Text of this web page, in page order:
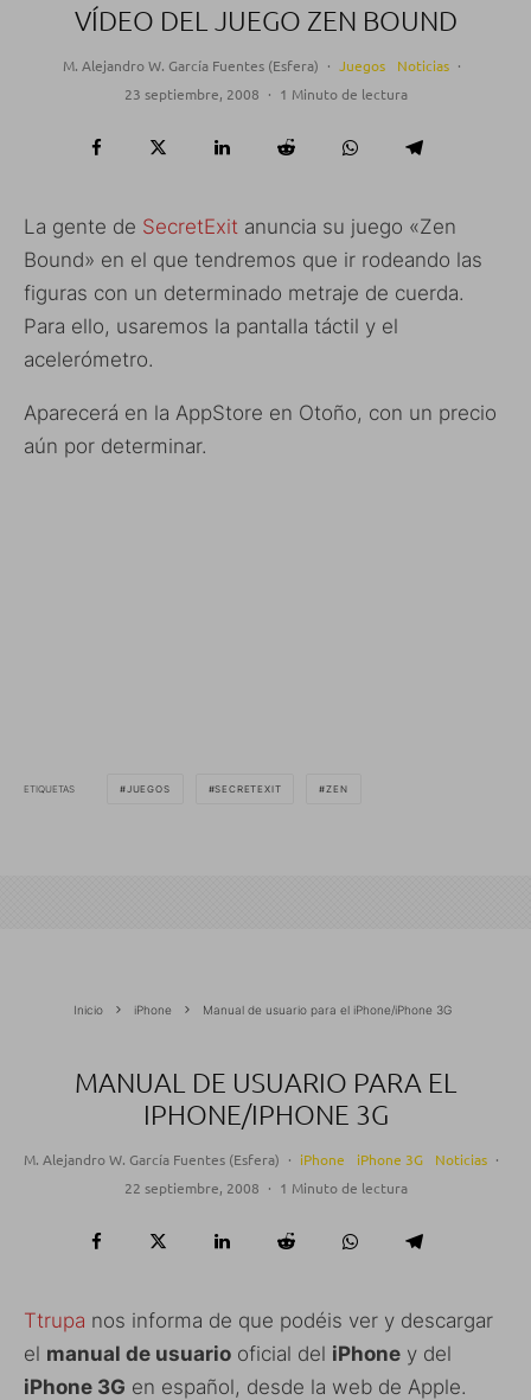
VÍDEO DEL JUEGO ZEN BOUND
M. Alejandro W. García Fuentes (Esfera) · Juegos Noticias ·
23 septiembre, 2008 · 1 Minuto de lectura
La gente de SecretExit anuncia su juego «Zen
Bound» en el que tendremos que ir rodeando las
figuras con un determinado metraje de cuerda.
Para ello, usaremos la pantalla táctil y el
acelerómetro.
Aparecerá en la AppStore en Otoño, con un precio
aún por determinar.
ETIQUETAS JUEGOS SECRETEXIT ZEN
Inicio iPhone Manual de usuario para el iPhone/iPhone 3G
MANUAL DE USUARIO PARA EL
IPHONE/IPHONE 3G
M. Alejandro W. García Fuentes (Esfera) · iPhone iPhone 3G Noticias ·
22 septiembre, 2008 · 1 Minuto de lectura
Ttrupa nos informa de que podéis ver y descargar
el manual de usuario oficial del iPhone y del
iPhone 3G en español, desde la web de Apple.